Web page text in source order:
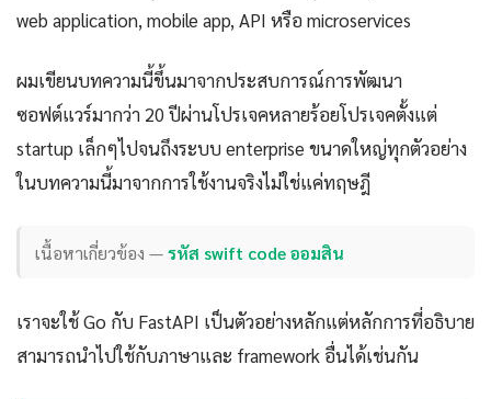
web application, mobile app, API หรือ microservices
ผมเขียนบทความนี้ขึ้นมาจากประสบการณ์การพัฒนา
ซอฟต์แวร์มากว่า 20 ปีผ่านโปรเจคหลายร้อยโปรเจคตั้งแต่
startup เล็กๆไปจนถึงระบบ enterprise ขนาดใหญ่ทุกตัวอย่าง
ในบทความนี้มาจากการใช้งานจริงไม่ใช่แค่ทฤษฎี
เนื้อหาเกี่ยวข้อง —รหัส swift code ออมสิน
เราจะใช้ Go กับ FastAPI เป็นตัวอย่างหลักแต่หลักการที่อธิบาย
สามารถนำไปใช้กับภาษาและ framework อื่นได้เช่นกัน